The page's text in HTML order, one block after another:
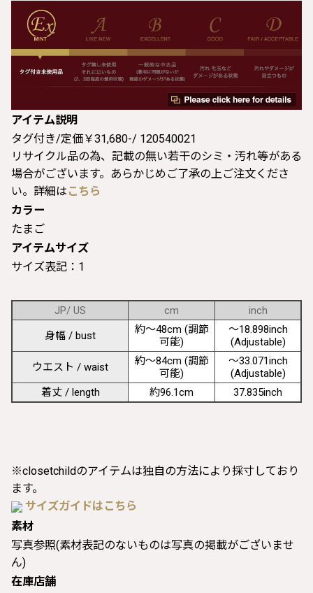
アイテム説明
タグ付き/定価￥31,680-/ 120540021
リサイクル品の為、記載の無い若干のシミ・汚れ等がある
場合がございます。あらかじめご了承の上ご注文くださ
い。詳細は こちら
カラー
たまご
アイテムサイズ
サイズ表記：1
JP/ US cm
inch
身幅 / bust
約〜48cm (調節
可能)
〜18.898inch
(Adjustable)
ウエスト / waist
約〜84cm (調節
可能)
〜33.071inch
(Adjustable)
着丈 / length
約96.1cm 37.835inch
※closetchildのアイテムは独自の方法により採寸しており
ます。
サイズガイドはこちら
素材
写真参照(素材表記のないものは写真の掲載がございませ
ん)
在庫店舗